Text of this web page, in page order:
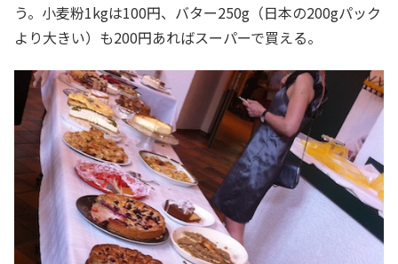
う。小麦粉1kgは100円、バター250g（日本の200gパック
より大きい）も200円あればスーパーで買える。